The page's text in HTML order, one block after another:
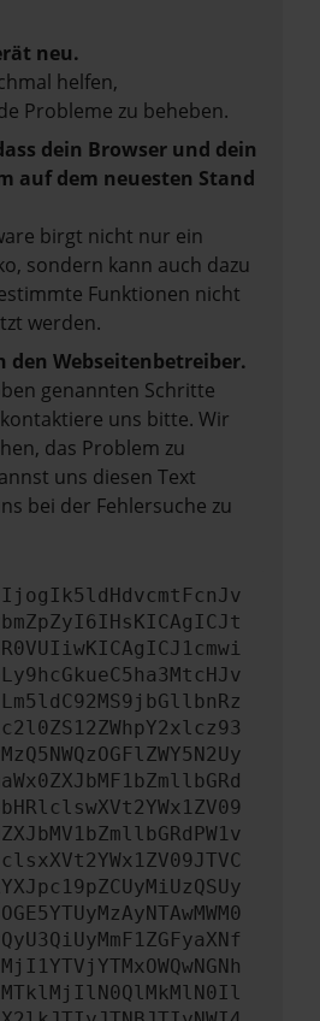
neu.
helfen,
Probleme zu beheben.
dein Browser und dein
auf dem neuesten Stand
birgt nicht nur ein
sondern kann auch dazu
Funktionen nicht
werden.
den Webseitenbetreiber.
genannten Schritte
uns bitte. Wir
das Problem zu
uns diesen Text
bei der Fehlersuche zu